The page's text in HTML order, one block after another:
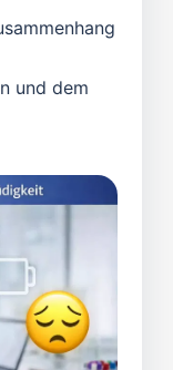
und dem